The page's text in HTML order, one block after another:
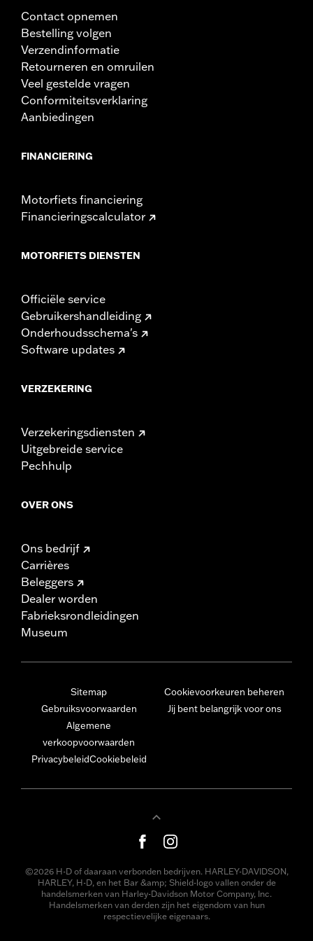
Contact opnemen
Bestelling volgen
Verzendinformatie
Retourneren en omruilen
Veel gestelde vragen
Conformiteitsverklaring
Aanbiedingen
FINANCIERING
Motorfiets financiering
Financieringscalculator
MOTORFIETS DIENSTEN
Officiële service
Gebruikershandleiding
Onderhoudsschema's
Software updates
VERZEKERING
Verzekeringsdiensten
Uitgebreide service
Pechhulp
OVER ONS
Ons bedrijf
Carrières
Beleggers
Dealer worden
Fabrieksrondleidingen
Museum
Sitemap
Gebruiksvoorwaarden
Algemene
verkoopvoorwaarden
PrivacybeleidCookiebeleid
Cookievoorkeuren beheren
Jij bent belangrijk voor ons
©2026 H-D of daaraan verbonden bedrijven. HARLEY-DAVIDSON,
HARLEY, H-D, en het Bar &amp; Shield-logo vallen onder de
handelsmerken van Harley-Davidson Motor Company, Inc.
Handelsmerken van derden zijn het eigendom van hun
respectievelijke eigenaars.